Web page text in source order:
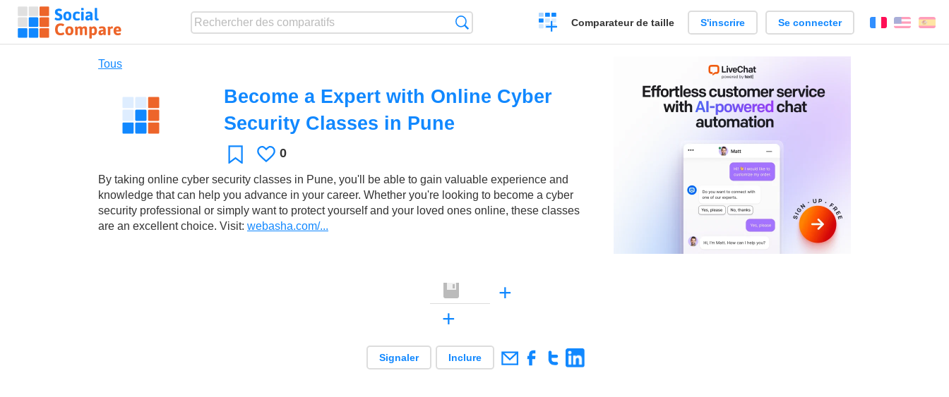
Créer
un
Comparateur de taille S'inscrire Se connecter FrançaisEnglish
Tous
Become a Expert with Online Cyber
Security Classes in Pune
Favori J'aime
0
By taking online cyber security classes in Pune, you'll be able to gain valuable experience and
knowledge that can help you advance in your career. Whether you're looking to become a cyber
security professional or simply want to protect yourself and your loved ones online, these classes
are an excellent choice. Visit: webasha.com/...
+
+
Signaler Inclure